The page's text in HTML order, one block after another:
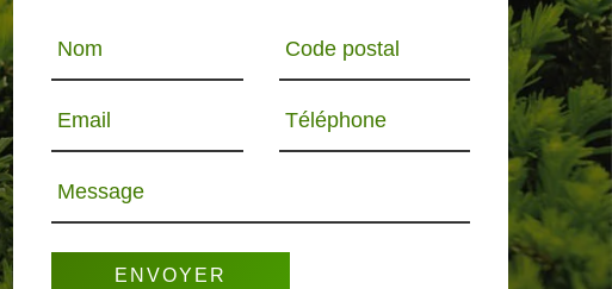
Nom Code postal
Email Téléphone
Message